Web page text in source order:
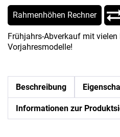
Rahmenhöhen Rechner
Frühjahrs-Abverkauf mit
Vorjahresmodelle!
Beschreibung
Informationen zur